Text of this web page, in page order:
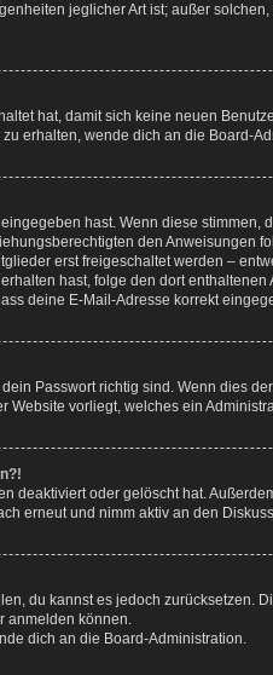
jeglicher Art ist; außer
hat, damit sich keine neuen
erhalten, wende dich an die Board-
hast. Wenn diese stimmen,
den Anweisungen
erst freigeschaltet werden –
hast, folge den dort
deine E-Mail-Adresse korrekt
Passwort richtig sind. Wenn dies
Website vorliegt, welches ein
deaktiviert oder gelöscht hat.
erneut und nimm aktiv an den
du kannst es jedoch zurücksetzen.
anmelden können.
dich an die Board-Administration.